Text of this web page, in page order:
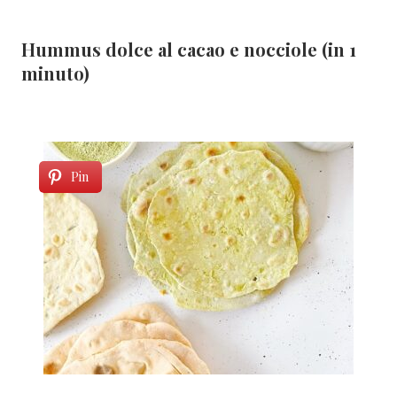
Hummus dolce al cacao e nocciole (in 1
minuto)
Pin